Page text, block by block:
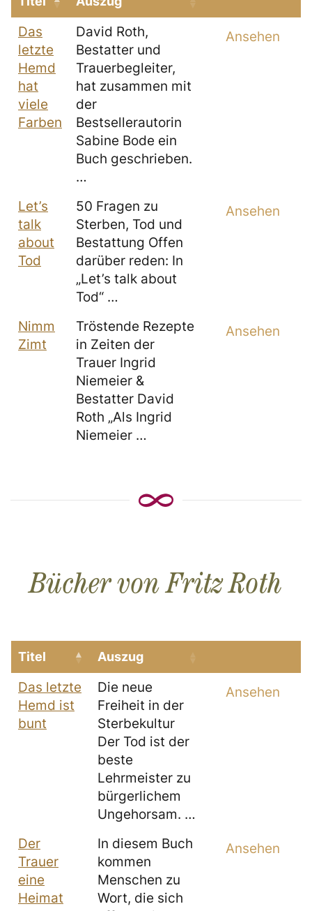
Das
letzte
Hemd
hat
viele
Farben
David Roth,
Bestatter und
Trauerbegleiter,
hat zusammen mit
der
Bestsellerautorin
Sabine Bode ein
Buch geschrieben.
…
Ansehen
Let’s
talk
about
Tod
50 Fragen zu
Sterben, Tod und
Bestattung Offen
darüber reden: In
„Let’s talk about
Tod“ …
Ansehen
Nimm
Zimt
Tröstende Rezepte
in Zeiten der
Trauer Ingrid
Niemeier &
Bestatter David
Roth „Als Ingrid
Niemeier …
Ansehen
Bücher von Fritz Roth
Titel Auszug
Das letzte
Hemd ist
bunt
Die neue
Freiheit in der
Sterbekultur
Der Tod ist der
beste
Lehrmeister zu
bürgerlichem
Ungehorsam. …
Ansehen
Der
Trauer
eine
Heimat
In diesem Buch
kommen
Menschen zu
Wort, die sich
Ansehen